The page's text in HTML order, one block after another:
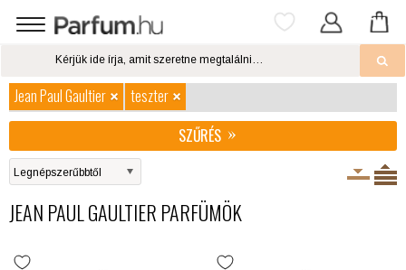
Jean Paul Gaultier
teszter
SZŰRÉS
JEAN PAUL GAULTIER PARFÜMÖK